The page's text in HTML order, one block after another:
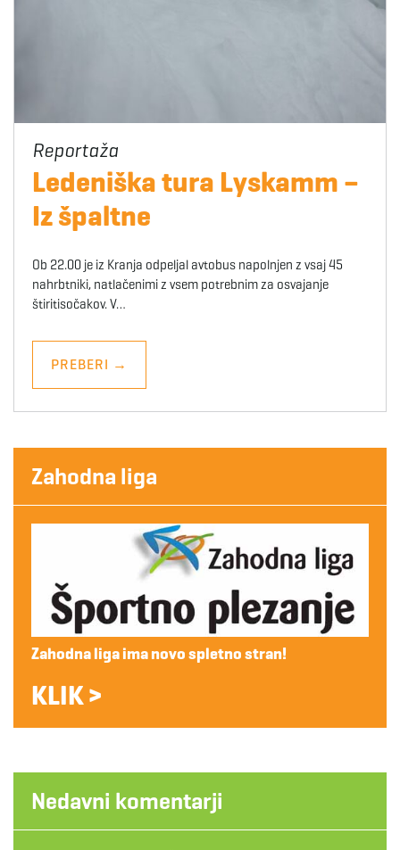
Ledeniška tura Lyskamm –
Iz špaltne
Ob 22.00 je iz Kranja odpeljal avtobus napolnjen z vsaj 45
nahrbtniki, natlačenimi z vsem potrebnim za osvajanje
štiritisočakov. V…
PREBERI →
Zahodna liga
Zahodna liga ima novo spletno stran!
KLIK >
Nedavni komentarji